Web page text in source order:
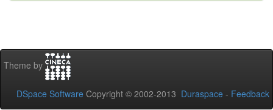
Theme by
DSpace Software Copyright © 2002-2013 Duraspace - Feedback